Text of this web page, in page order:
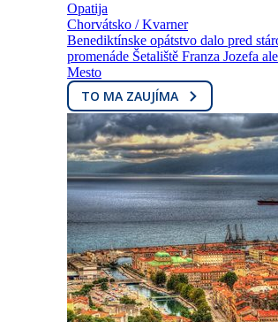
Opatija
Chorvátsko / Kvarner
Benediktínske opátstvo dalo pred
promenáde Šetaliště Franza Jozefa
Mesto
TO MA ZAUJÍMA